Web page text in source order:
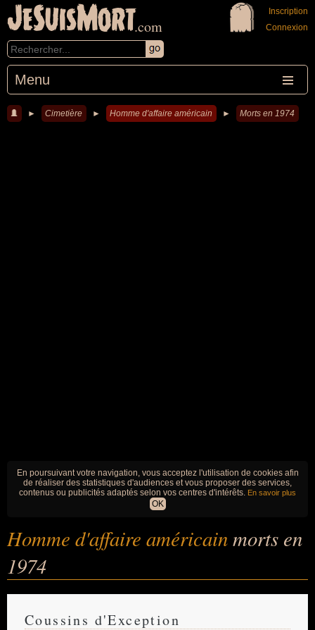
JeSuisMort.com
Menu
Inscription
Connexion
► Cimetière ► Homme d'affaire américain ► Morts en 1974
En poursuivant votre navigation, vous acceptez l'utilisation de cookies afin
de réaliser des statistiques d'audiences et vous proposer des services,
contenus ou publicités adaptés selon vos centres d'intérêts. En savoir plus
OK
Homme d'affaire américainmorts en
1974
Coussins d'Exception